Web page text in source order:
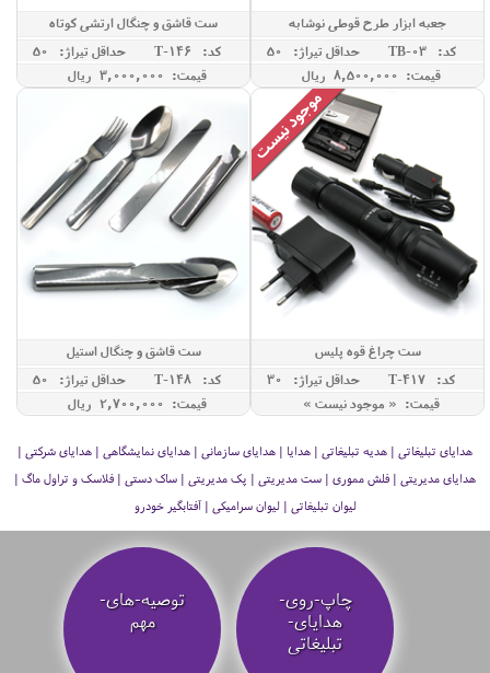
جعبه ابزار طرح قوطی نوشابه
کد: TB-03
حداقل تيراژ: 50
قیمت: 8,500,000 ريال
ست قاشق و چنگال ارتشی کوتاه
کد: T-146
حداقل تيراژ: 50
قیمت: 3,000,000 ريال
ست چراغ قوه پلیس
کد: T-417
حداقل تيراژ: 30
قیمت: « موجود نیست »
ست قاشق و چنگال استیل
کد: T-148
حداقل تيراژ: 50
قیمت: 2,700,000 ريال
هدایای تبلیغاتی | هدیه تبلیغاتی | هدایا | هدایای سازمانی | هدایای نمایشگاهی | هدایای شرکتی |
هدایای مدیریتی | فلش مموری | ست مدیریتی | پک مدیریتی | ساک دستی | فلاسک و تراول ماگ |
لیوان تبلیغاتی | لیوان سرامیکی | آفتابگیر خودرو
چاپ-روی-
هدایای-
تبلیغاتی
توصیه‌-های-
مهم